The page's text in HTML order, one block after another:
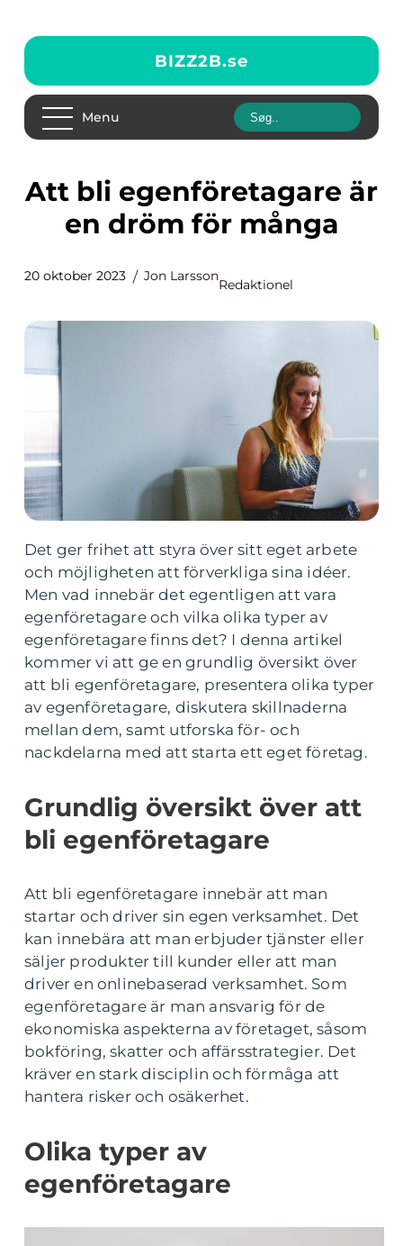
BIZZ2B.se
Menu
Att bli egenföretagare är
en dröm för många
20 oktober 2023 Jon Larsson
Redaktionel
Det ger frihet att styra över sitt eget arbete
och möjligheten att förverkliga sina idéer.
Men vad innebär det egentligen att vara
egenföretagare och vilka olika typer av
egenföretagare finns det? I denna artikel
kommer vi att ge en grundlig översikt över
att bli egenföretagare, presentera olika typer
av egenföretagare, diskutera skillnaderna
mellan dem, samt utforska för- och
nackdelarna med att starta ett eget företag.
Grundlig översikt över att
bli egenföretagare
Att bli egenföretagare innebär att man
startar och driver sin egen verksamhet. Det
kan innebära att man erbjuder tjänster eller
säljer produkter till kunder eller att man
driver en onlinebaserad verksamhet. Som
egenföretagare är man ansvarig för de
ekonomiska aspekterna av företaget, såsom
bokföring, skatter och affärsstrategier. Det
kräver en stark disciplin och förmåga att
hantera risker och osäkerhet.
Olika typer av
egenföretagare